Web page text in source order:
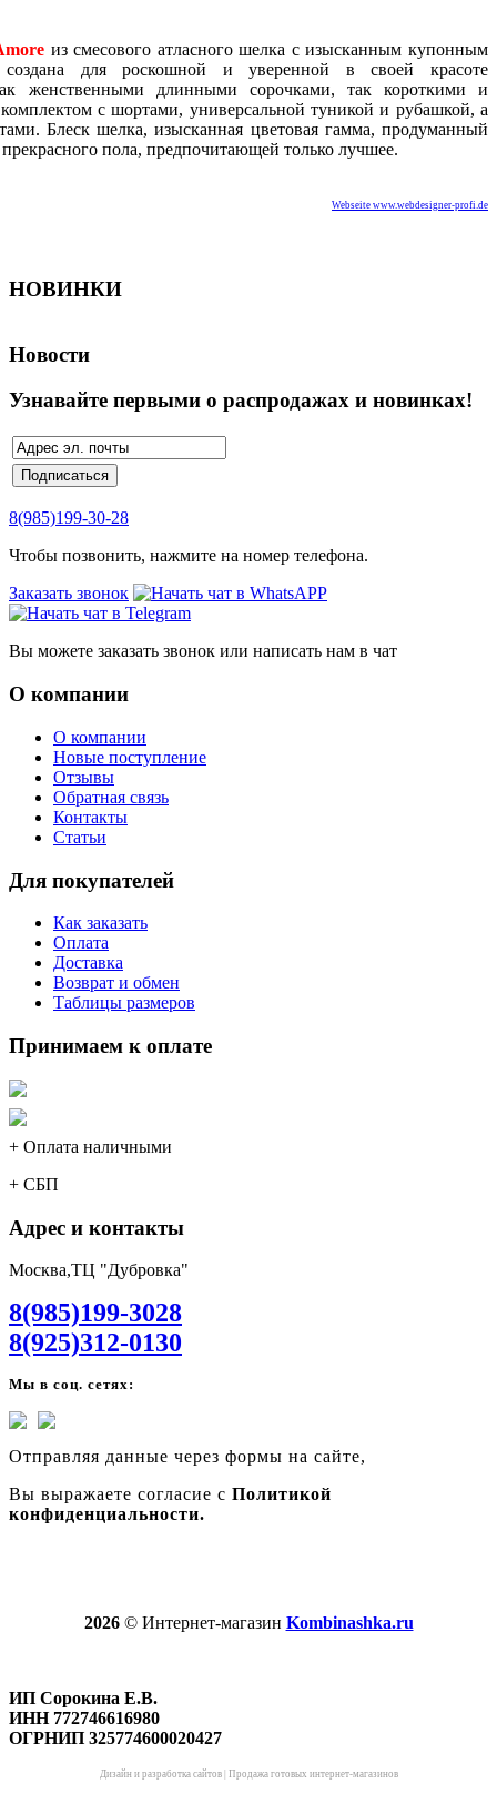
из смесового атласного шелка с изысканным купонным
для роскошной и уверенной в своей красоте
женственными длинными сорочками, так короткими и
с шортами, универсальной туникой и рубашкой, а
Блеск шелка, изысканная цветовая гамма, продуманный
пола, предпочитающей только лучшее.
Webseite www.webdesigner-profi.de
НОВИНКИ
Новости
Узнавайте первыми о распродажах и новинках!
8(985)199-30-28
Чтобы позвонить, нажмите на номер телефона.
Заказать звонок
Вы можете заказать звонок или написать нам в чат
О компании
О компании
Новые поступление
Отзывы
Обратная связь
Контакты
Статьи
Для покупателей
Как заказать
Оплата
Доставка
Возврат и обмен
Таблицы размеров
Принимаем к оплате
+ Оплата наличными
+ СБП
Адрес и контакты
Москва,ТЦ "Дубровка"
8(985)199-3028
8(925)312-0130
Мы в соц. сетях:
Отправляя данные через формы на сайте,
Вы выражаете согласие с Политикой
конфиденциальности.
2026© Интернет-магазин Kombinashka.ru
ИП Сорокина Е.В.
ИНН 772746616980
ОГРНИП 325774600020427
Дизайн и разработка сайтов| Продажа готовых интернет-магазинов